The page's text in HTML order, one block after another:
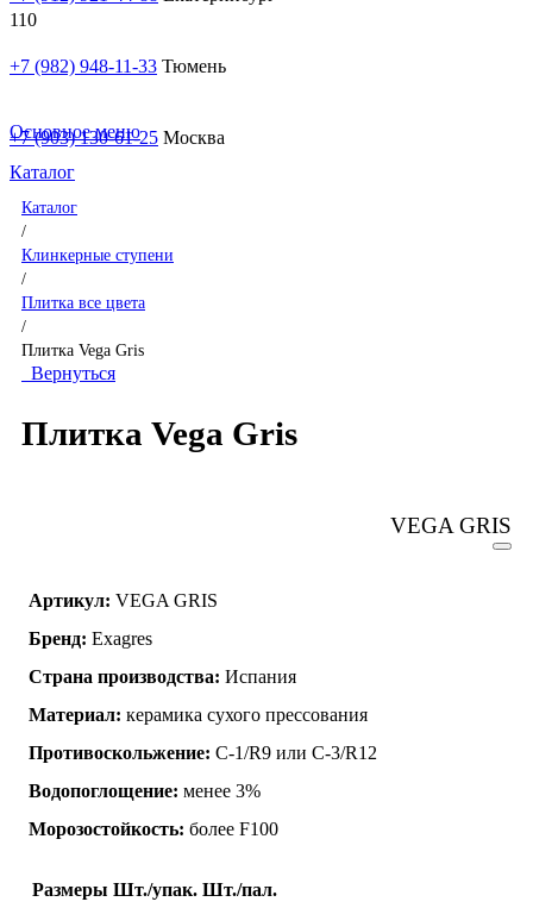
+7 (982) 948-11-33 Тюмень
+7 (903) 130-61-25 Москва
Основное меню
Каталог
Каталог
/
Клинкерные ступени
/
Плитка все цвета
/
Плитка Vega Gris
Вернуться
Плитка Vega Gris
VEGA GRIS
Артикул: VEGA GRIS
Бренд: Exagres
Страна производства: Испания
Материал: керамика сухого прессования
Противоскольжение: C-1/R9 или C-3/R12
Водопоглощение: менее 3%
Морозостойкость: более F100
Размеры Шт./упак. Шт./пал.